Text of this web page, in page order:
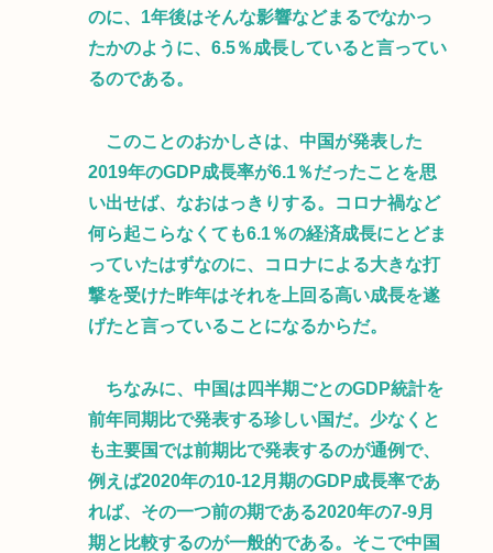
のに、1年後はそんな影響などまるでなかっ
たかのように、6.5％成長していると言ってい
るのである。
このことのおかしさは、中国が発表した
2019年のGDP成長率が6.1％だったことを思
い出せば、なおはっきりする。コロナ禍など
何ら起こらなくても6.1％の経済成長にとどま
っていたはずなのに、コロナによる大きな打
撃を受けた昨年はそれを上回る高い成長を遂
げたと言っていることになるからだ。
ちなみに、中国は四半期ごとのGDP統計を
前年同期比で発表する珍しい国だ。少なくと
も主要国では前期比で発表するのが通例で、
例えば2020年の10-12月期のGDP成長率であ
れば、その一つ前の期である2020年の7-9月
期と比較するのが一般的である。そこで中国